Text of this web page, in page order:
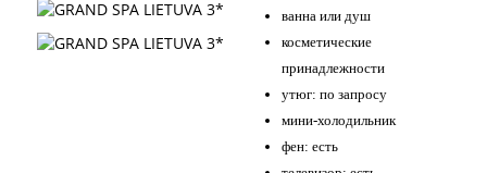
ванна или душ
косметические
принадлежности
утюг: по запросу
мини-холодильник
фен: есть